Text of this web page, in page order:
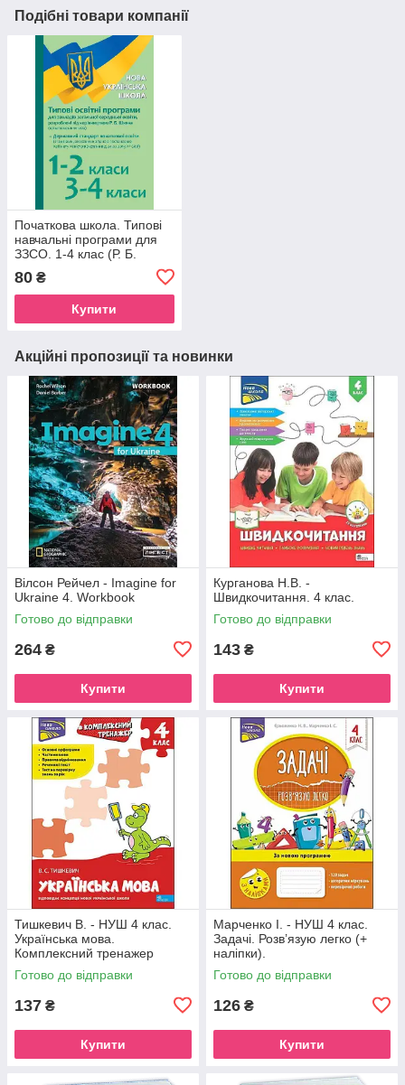
Подібні товари компанії
Початкова школа. Типові
навчальні програми для
ЗЗСО. 1-4 клас (Р. Б.
80 ₴
Купити
Акційні пропозиції та новинки
Вілсон Рейчел - Imagine for
Ukraine 4. Workbook
Готово до відправки
264 ₴
Купити
Курганова Н.В. -
Швидкочитання. 4 клас.
Готово до відправки
143 ₴
Купити
Тишкевич В. - НУШ 4 клас.
Українська мова.
Комплексний тренажер
Готово до відправки
137 ₴
Купити
Марченко І. - НУШ 4 клас.
Задачі. Розв’язую легко (+
наліпки).
Готово до відправки
126 ₴
Купити